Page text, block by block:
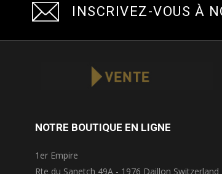
INSCRIVEZ-VOUS À
NOTRE BOUTIQUE EN LIGNE
1er Empire
Rte du Sanetch 49A - 1976 Daillon Switzerland